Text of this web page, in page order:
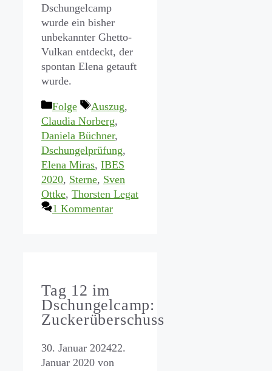
Dschungelcamp
wurde ein bisher
unbekannter Ghetto-
Vulkan entdeckt, der
spontan Elena getauft
wurde.
Kategorien
Folge Schlagwörter
Auszug,
Claudia Norberg,
Daniela Büchner,
Dschungelprüfung,
Elena Miras, IBES
2020, Sterne, Sven
Ottke, Thorsten Legat
1 Kommentar
Tag 12 im
Dschungelcamp:
Zuckerüberschuss
30. Januar 202422.
Januar 2020 von